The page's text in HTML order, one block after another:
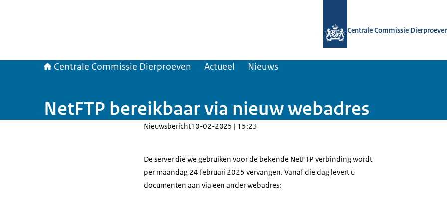
Centrale Commissie
Centrale Commissie Dierproeven Actueel Nieuws
NetFTP bereikbaar via nieuw webadres
Nieuwsbericht10-02-2025 | 15:23
De server die we gebruiken voor de bekende NetFTP verbinding wordt
per maandag 24 februari 2025 vervangen. Vanaf die dag levert u
documenten aan via een ander webadres: